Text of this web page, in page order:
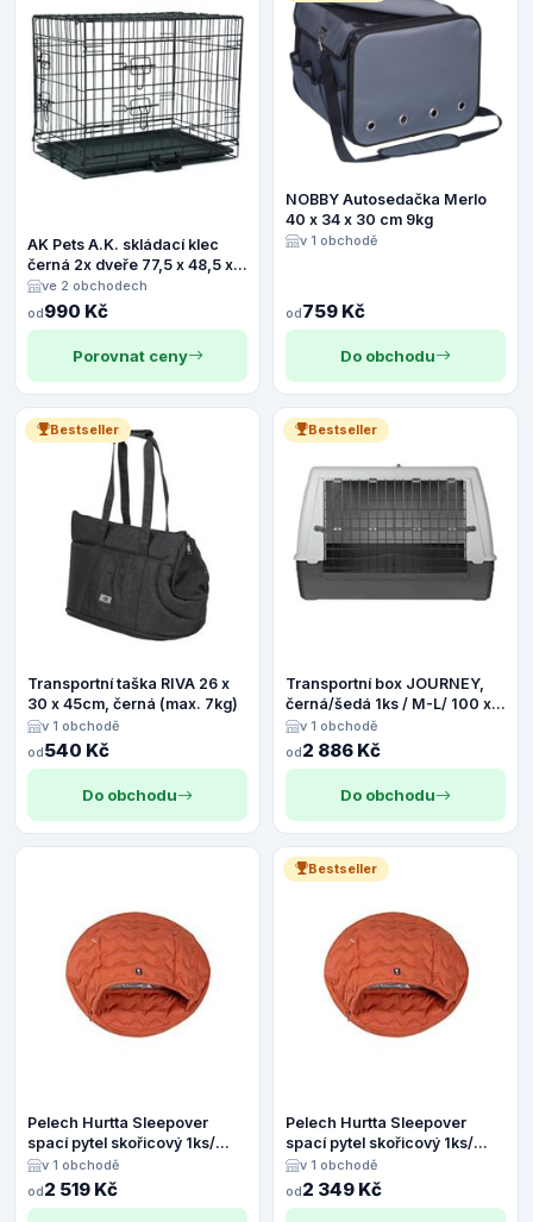
AK Pets A.K. skládací klec
černá 2x dveře 77,5 x 48,5 x
55,5 cm
ve 2 obchodech
od990 Kč
Porovnat ceny
NOBBY Autosedačka Merlo
40 x 34 x 30 cm 9kg
v 1 obchodě
od759 Kč
Do obchodu
Bestseller
Transportní taška RIVA 26 x
30 x 45cm, černá (max. 7kg)
v 1 obchodě
od540 Kč
Do obchodu
Bestseller
Transportní box JOURNEY,
černá/šedá 1ks / M-L/ 100 x
65 x 60 cm
v 1 obchodě
od2 886 Kč
Do obchodu
Pelech Hurtta Sleepover
spací pytel skořicový 1ks/
velikost L
v 1 obchodě
od2 519 Kč
Bestseller
Pelech Hurtta Sleepover
spací pytel skořicový 1ks/
velikost M
v 1 obchodě
od2 349 Kč